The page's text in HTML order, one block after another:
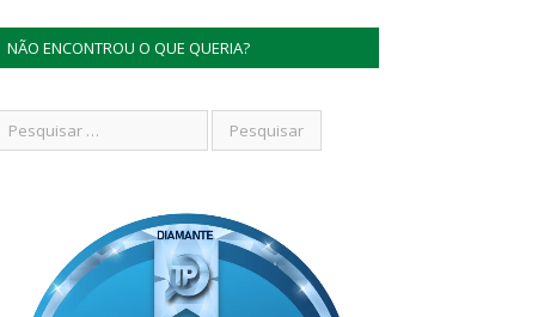
NÃO ENCONTROU O QUE QUERIA?